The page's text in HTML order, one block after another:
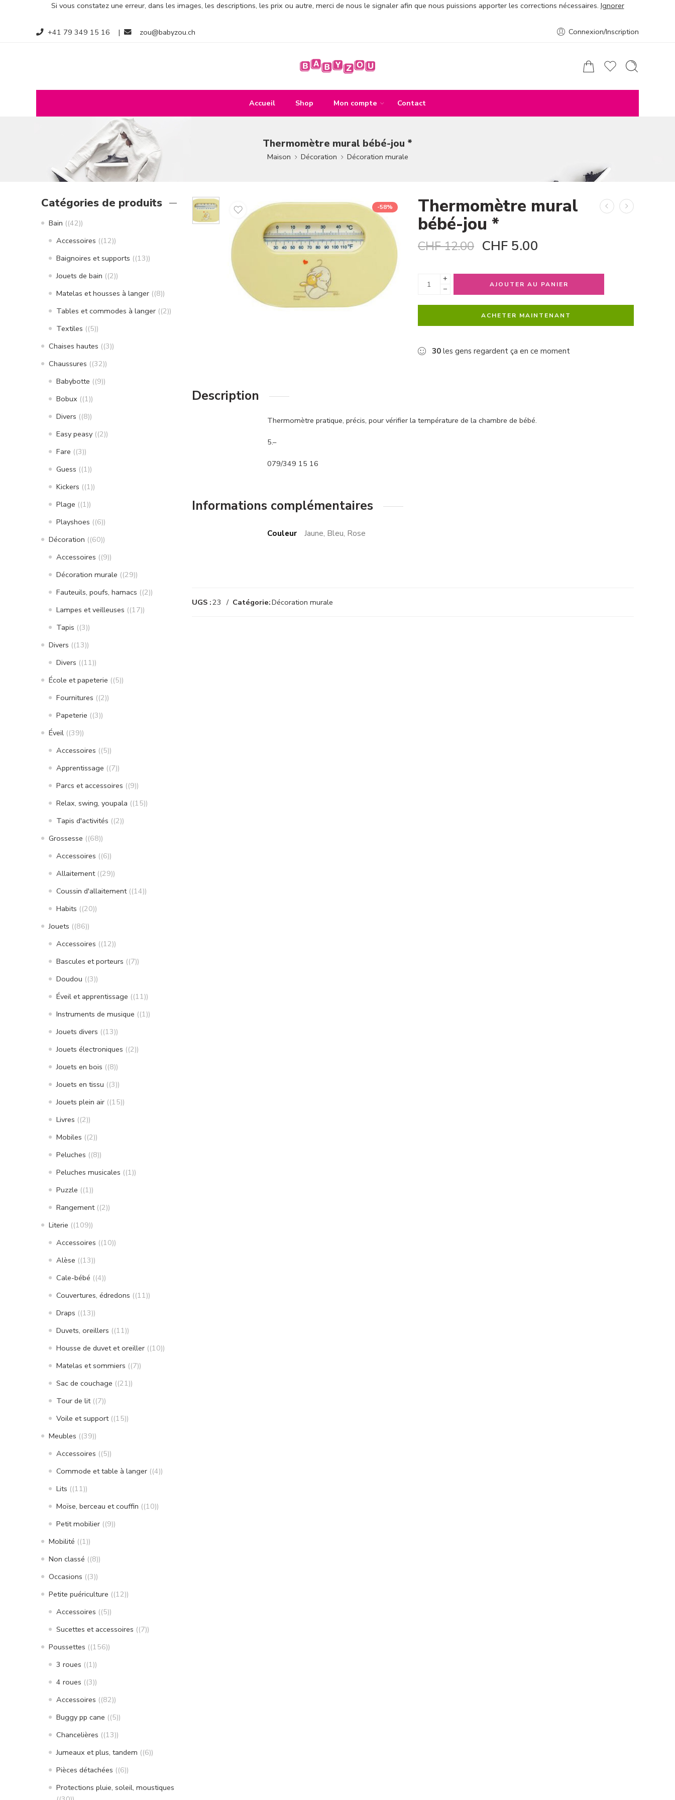
Si vous constatez une erreur, dans les images, les descriptions, les prix ou autre, merci de nous le signaler afin que nous puissions apporter les corrections nécessaires. Ignorer
+41 79 349 15 16 | zou@babyzou.ch Connexion/Inscription
Accueil Shop Mon compte Contact
Thermomètre mural bébé-jou *
Maison Décoration Décoration murale
-58% Thermomètre mural
bébé-jou *
CHF12.00 CHF 5.00
+
−
AJOUTER AU PANIER
ACHETER MAINTENANT
30 les gens regardent ça en ce moment
Description
Thermomètre pratique, précis, pour vérifier la température de la chambre de bébé.
5.–
079/349 15 16
Informations complémentaires
Couleur Jaune, Bleu, Rose
UGS :23 Catégorie:Décoration murale
Catégories de produits
Bain (42)
Accessoires (12)
Baignoires et supports (13)
Jouets de bain (2)
Matelas et housses à langer (8)
Tables et commodes à langer (2)
Textiles (5)
Chaises hautes (3)
Chaussures (32)
Babybotte (9)
Bobux (1)
Divers (8)
Easy peasy (2)
Fare (3)
Guess (1)
Kickers (1)
Plage (1)
Playshoes (6)
Décoration (60)
Accessoires (9)
Décoration murale (29)
Fauteuils, poufs, hamacs (2)
Lampes et veilleuses (17)
Tapis (3)
Divers (13)
Divers (11)
École et papeterie (5)
Fournitures (2)
Papeterie (3)
Éveil (39)
Accessoires (5)
Apprentissage (7)
Parcs et accessoires (9)
Relax, swing, youpala (15)
Tapis d'activités (2)
Grossesse (68)
Accessoires (6)
Allaitement (29)
Coussin d'allaitement (14)
Habits (20)
Jouets (86)
Accessoires (12)
Bascules et porteurs (7)
Doudou (3)
Éveil et apprentissage (11)
Instruments de musique (1)
Jouets divers (13)
Jouets électroniques (2)
Jouets en bois (8)
Jouets en tissu (3)
Jouets plein air (15)
Livres (2)
Mobiles (2)
Peluches (8)
Peluches musicales (1)
Puzzle (1)
Rangement (2)
Literie (109)
Accessoires (10)
Alèse (13)
Cale-bébé (4)
Couvertures, édredons (11)
Draps (13)
Duvets, oreillers (11)
Housse de duvet et oreiller (10)
Matelas et sommiers (7)
Sac de couchage (21)
Tour de lit (7)
Voile et support (15)
Meubles (39)
Accessoires (5)
Commode et table à langer (4)
Lits (11)
Moïse, berceau et couffin (10)
Petit mobilier (9)
Mobilité (1)
Non classé (8)
Occasions (3)
Petite puériculture (12)
Accessoires (5)
Sucettes et accessoires (7)
Poussettes (156)
3 roues (1)
4 roues (3)
Accessoires (82)
Buggy pp cane (5)
Chancelières (13)
Jumeaux et plus, tandem (6)
Pièces détachées (6)
Protections pluie, soleil, moustiques